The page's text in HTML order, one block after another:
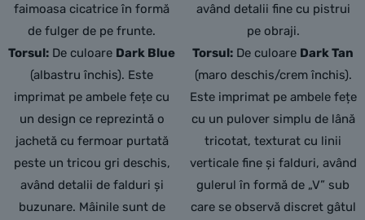
faimoasa cicatrice în formă
de fulger de pe frunte.
Torsul: De culoare Dark Blue
(albastru închis). Este
imprimat pe ambele fețe cu
un design ce reprezintă o
jachetă cu fermoar purtată
peste un tricou gri deschis,
având detalii de falduri și
buzunare. Mâinile sunt de
având detalii fine cu pistrui
pe obraji.
Torsul: De culoare Dark Tan
(maro deschis/crem închis).
Este imprimat pe ambele fețe
cu un pulover simplu de lână
tricotat, texturat cu linii
verticale fine și falduri, având
gulerul în formă de „V” sub
care se observă discret gâtul